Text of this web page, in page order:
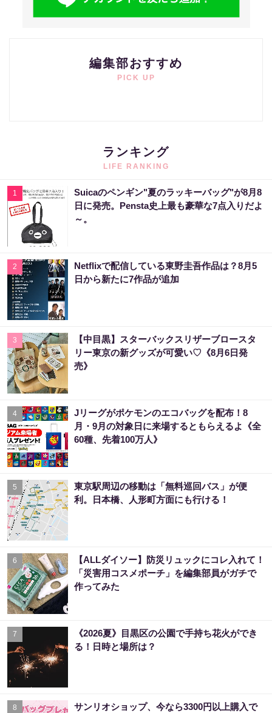
編集部おすすめ
PICK UP
ランキング
LIFE RANKING
1
Suicaのペンギン"夏のラッキーバッグ"が8月8
日に発売。Pensta史上最も豪華な7点入りだよ
～。
2
Netflixで配信している東野圭吾作品は？8月5
日から新たに7作品が追加
3
【中目黒】スターバックスリザーブロースタ
リー東京の新グッズが可愛い♡《8月6日発
売》
4
Jリーグがポケモンのエコバッグを配布！8
月・9月の対象日に来場するともらえるよ《全
60種、先着100万人》
5
東京駅周辺の移動は「無料巡回バス」が便
利。日本橋、人形町方面にも行ける！
6
【ALLダイソー】防災リュックにコレ入れて！
「災害用コスメポーチ」を編集部員がガチで
作ってみた
7
《2026夏》目黒区の公園で手持ち花火ができ
る！日時と場所は？
8
サンリオショップ、今なら3300円以上購入で